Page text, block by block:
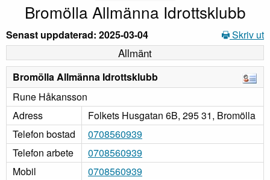
Bromölla Allmänna Idrottsklubb
Senast uppdaterad: 2025-03-04 Skriv ut
Allmänt
Bromölla Allmänna Idrottsklubb
Rune Håkansson
Adress
Folkets Husgatan 6B, 295 31, Bromölla
Telefon bostad
0708560939
Telefon arbete
0708560939
Mobil
0708560939